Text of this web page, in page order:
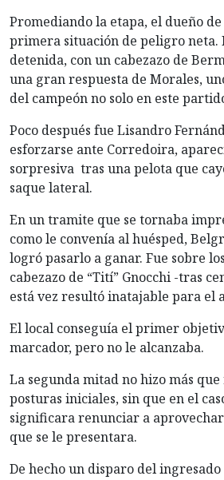
Promediando la etapa, el dueño
primera situación de peligro neta.
detenida, con un cabezazo de
una gran respuesta de Morales,
del campeón no solo en este
Poco después fue Lisandro
esforzarse ante Corredoira,
sorpresiva tras una pelota que
saque lateral.
En un tramite que se tornaba
como le convenía al huésped,
logró pasarlo a ganar. Fue sobre
cabezazo de “Tití” Gnocchi -tras
está vez resultó inatajable para el
El local conseguía el primer
marcador, pero no le alcanzaba.
La segunda mitad no hizo más
posturas iniciales, sin que en el
significara renunciar a
que se le presentara.
De hecho un disparo del ingresado